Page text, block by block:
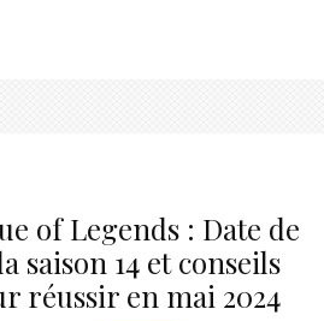
of Legends : Date de
saison 14 et conseils
réussir en mai 2024